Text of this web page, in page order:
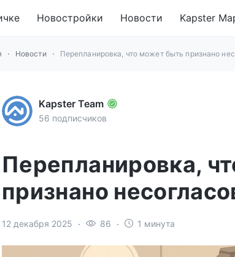
Новостройки Новости Kapster
Новости Перепланировка, что может быть признано
Kapster Team
56 подписчиков
Перепланировка,
признано
12 декабря 2025 86 1 минута